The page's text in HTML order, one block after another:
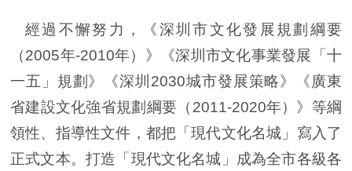
經過不懈努力，《深圳市文化發展規劃綱要
（2005年-2010年）》《深圳市文化事業發展「十
一五」規劃》《深圳2030城市發展策略》《廣東
省建設文化強省規劃綱要（2011-2020年）》等綱
領性、指導性文件，都把「現代文化名城」寫入了
正式文本。打造「現代文化名城」成為全市各級各